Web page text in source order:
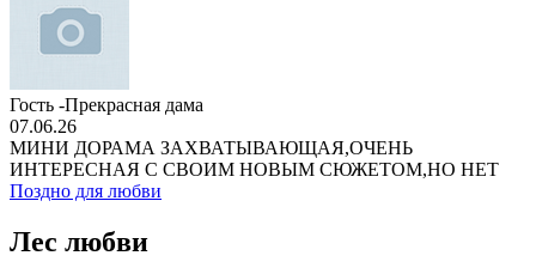
Гость -Прекрасная дама
07.06.26
МИНИ ДОРАМА ЗАХВАТЫВАЮЩАЯ,ОЧЕНЬ
ИНТЕРЕСНАЯ С СВОИМ НОВЫМ СЮЖЕТОМ,НО НЕТ
Поздно для любви
Лес любви